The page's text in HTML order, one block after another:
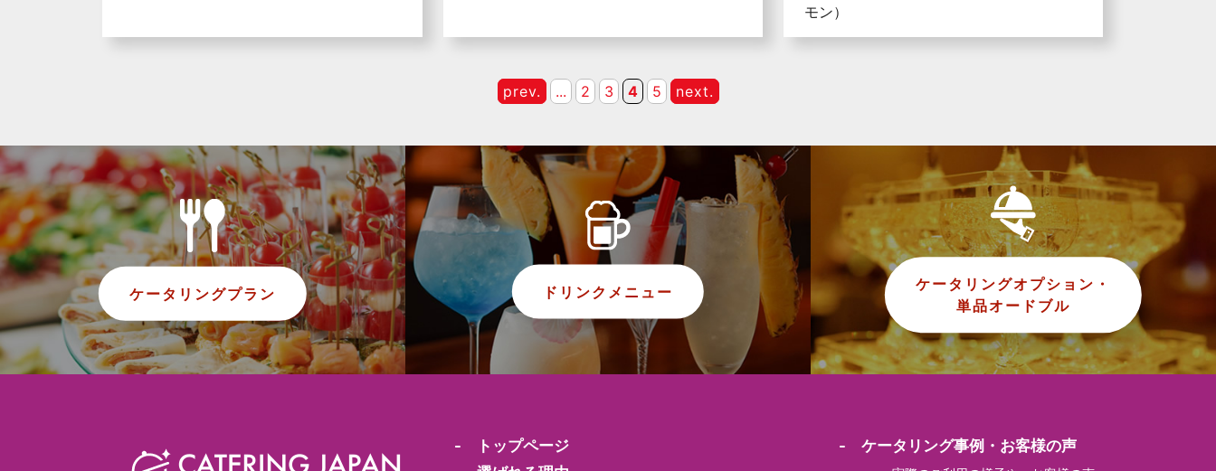
モン）
prev. ... 2 3 4 5 next.
ケータリングプラン ドリンクメニュー
ケータリングオプション・
単品オードブル
- トップページ
- ケータリング事例・お客様の声